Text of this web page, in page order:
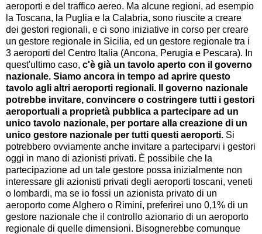
aeroporti e del traffico aereo. Ma alcune regioni, ad esempio
la Toscana, la Puglia e la Calabria, sono riuscite a creare
dei gestori regionali, e ci sono iniziative in corso per creare
un gestore regionale in Sicilia, ed un gestore regionale tra i
3 aeroporti del Centro Italia (Ancona, Perugia e Pescara). In
quest'ultimo caso, c'è già un tavolo aperto con il governo
nazionale. Siamo ancora in tempo ad aprire questo
tavolo agli altri aeroporti regionali. Il governo nazionale
potrebbe invitare, convincere o costringere tutti i gestori
aeroportuali a proprietà pubblica a partecipare ad un
unico tavolo nazionale, per portare alla creazione di un
unico gestore nazionale per tutti questi aeroporti. Si
potrebbero ovviamente anche invitare a parteciparvi i gestori
oggi in mano di azionisti privati. È possibile che la
partecipazione ad un tale gestore possa inizialmente non
interessare gli azionisti privati degli aeroporti toscani, veneti
o lombardi, ma se io fossi un azionista privato di un
aeroporto come Alghero o Rimini, preferirei uno 0,1% di un
gestore nazionale che il controllo azionario di un aeroporto
regionale di quelle dimensioni. Bisognerebbe comunque